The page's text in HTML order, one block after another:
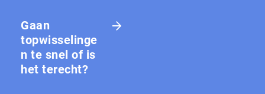
Gaan
topwisselinge
n te snel of is
het terecht?